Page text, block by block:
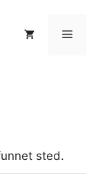
Meny
sted.